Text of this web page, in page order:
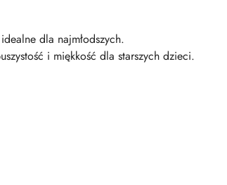
dla najmłodszych.
i miękkość dla starszych dzieci.